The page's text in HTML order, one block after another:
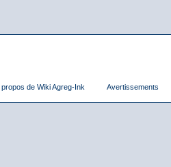
propos de Wiki Agreg-Ink Avertissements